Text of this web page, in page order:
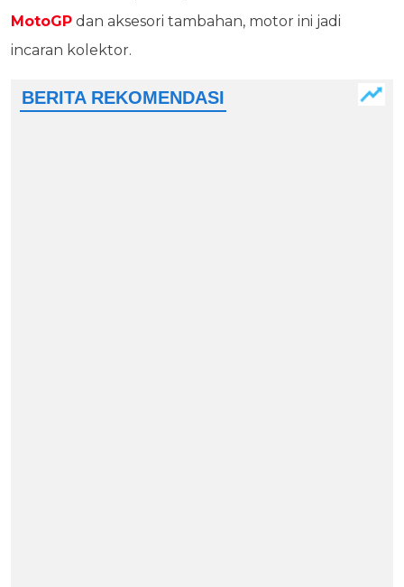
MotoGP dan aksesori tambahan, motor ini jadi
incaran kolektor.